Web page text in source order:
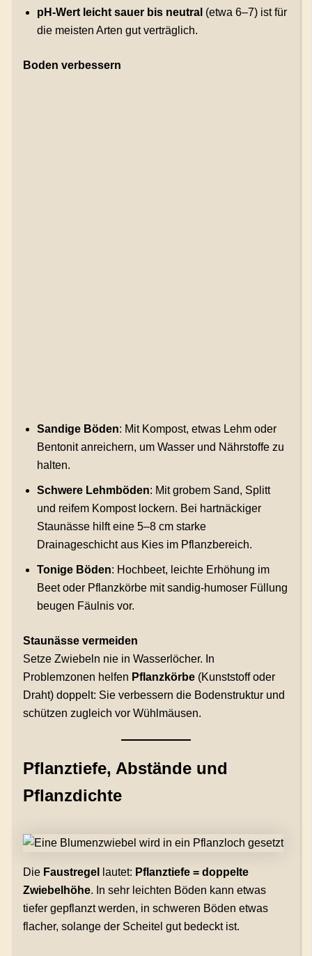
pH-Wert leicht sauer bis neutral (etwa 6–7) ist für
die meisten Arten gut verträglich.
Boden verbessern
Sandige Böden: Mit Kompost, etwas Lehm oder
Bentonit anreichern, um Wasser und Nährstoffe zu
halten.
Schwere Lehmböden: Mit grobem Sand, Splitt
und reifem Kompost lockern. Bei hartnäckiger
Staunässe hilft eine 5–8 cm starke
Drainageschicht aus Kies im Pflanzbereich.
Tonige Böden: Hochbeet, leichte Erhöhung im
Beet oder Pflanzkörbe mit sandig-humoser Füllung
beugen Fäulnis vor.
Staunässe vermeiden
Setze Zwiebeln nie in Wasserlöcher. In
Problemzonen helfen Pflanzkörbe(Kunststoff oder
Draht) doppelt: Sie verbessern die Bodenstruktur und
schützen zugleich vor Wühlmäusen.
Pflanztiefe, Abstände und
Pflanzdichte
Die Faustregel lautet: Pflanztiefe = doppelte
Zwiebelhöhe. In sehr leichten Böden kann etwas
tiefer gepflanzt werden, in schweren Böden etwas
flacher, solange der Scheitel gut bedeckt ist.